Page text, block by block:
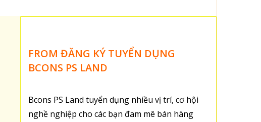
FROM ĐĂNG KÝ TUYỂN DỤNG
BCONS PS LAND
Bcons PS Land tuyển dụng nhiều vị trí, cơ hội
nghề nghiệp cho các bạn đam mê bán hàng